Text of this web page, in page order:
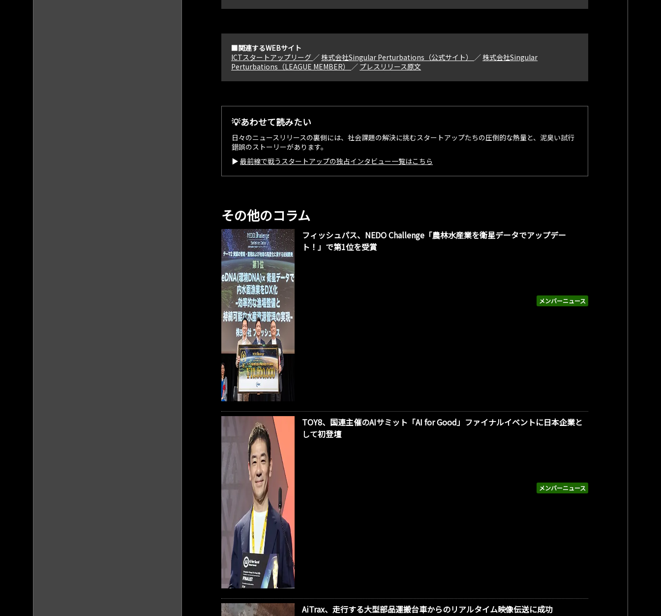
■関連するWEBサイト
ICTスタートアップリーグ ／株式会社Singular Perturbations（公式サイト） ／株式会社Singular
Perturbations（LEAGUE MEMBER） ／ プレスリリース原文
💡あわせて読みたい
日々のニュースリリースの裏側には、社会課題の解決に挑むスタートアップたちの圧倒的な熱量と、泥臭い試行
錯誤のストーリーがあります。
▶︎最前線で戦うスタートアップの独占インタビュー一覧はこちら
その他のコラム
メンバーニュース
フィッシュパス、NEDO Challenge「農林水産業を衛星データでアップデー
ト！」で第1位を受賞
メンバーニュース
TOY8、国連主催のAIサミット「AI for Good」ファイナルイベントに日本企業と
して初登壇
AiTrax、走行する大型部品運搬台車からのリアルタイム映像伝送に成功